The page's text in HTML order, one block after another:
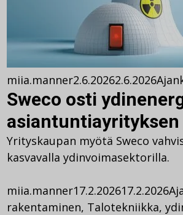
miia.manner2.6.20262.6.2026
Sweco osti
asiantuntiayrityksen
Yrityskaupan myötä Sweco
kasvavalla ydinvoimasektorilla.
miia.manner17.2.202617.2.2026
rakentaminen, Talotekniikka,